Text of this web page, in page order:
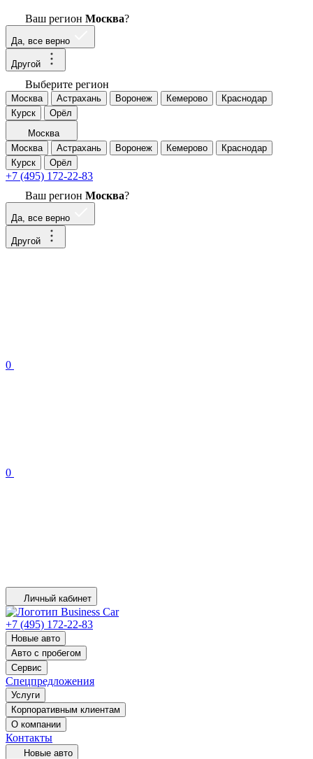
Ваш регион Москва?
Да, все верно
Другой
Выберите регион
Москва Астрахань Воронеж Кемерово
Краснодар
Курск
Орёл
Москва
Москва
Астрахань Воронеж Кемерово
Краснодар
Курск
Орёл
+7 (495) 172-22-83
Ваш регион Москва?
Да, все верно
Другой
0
0
Личный кабинет
+7 (495) 172-22-83
Новые авто
Авто с пробегом
Сервис
Спецпредложения
Услуги
Корпоративным клиентам
О компании
Контакты
Новые авто